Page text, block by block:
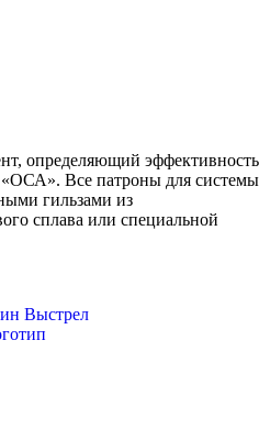
определяющий эффективность
«ОСА». Все патроны для системы
гильзами из
сплава или специальной